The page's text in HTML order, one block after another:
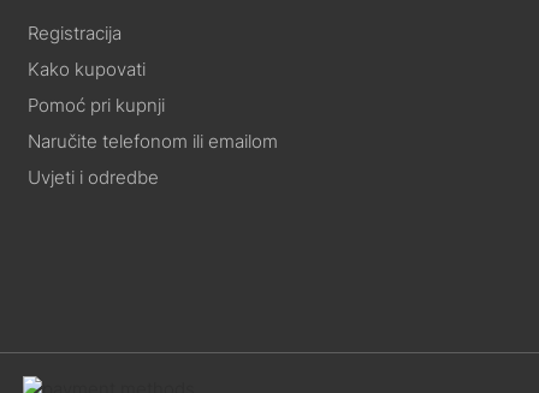
Registracija
Kako kupovati
Pomoć pri kupnji
Naručite telefonom ili emailom
Uvjeti i odredbe